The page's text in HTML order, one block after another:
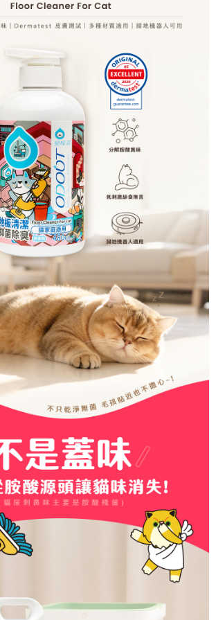
本服務購買商品或服務，並由商店將買賣／分期付款
大哥付你分期」之契約關係目的，商店將以您的個人
或地址）提供予台灣大哥大進項蒐集、處理及利用，
分期帳單所需資料之確認、核對及更正。
請詳閱以下連結：
https://oppay.tw/userRule
元方式進行付款，方視為交易完成。
成當下不需立刻繳費，但若您需要取消訂單，請聯絡
商家同意取消之訂單仍視為有效，需透過AFTEE先享
AFTEE先享後付 」之結帳頁面顯示為準，若有關於
需取消欲退款等相關疑問，請聯繫「AFTEE先享後付
netprotections.freshdesk.com/support/home
份有限公司提供之「AFTEE先享後付」服務完成之交
範圍內提供個人資料，並將交易相關給付款項請求債
有限公司。
事宜，請瀏覽以下網址：
#terms3
事先徵得法定代理人或監護人之同意方可使用
若未經同意申辦者引起之損失，本公司不負相關責
後付」時，將依據個別帳號之用戶狀況，依本公司即
額度；若仍有額度不足之情形，本公司將視審查結果
。
帳號或使用他人資訊註冊。若發現惡意使用之情形，
將有權停止該用戶之使用額度並採取法律行動。
含以上)免運費
含以上)免運費
3天出貨、無貨到付款)
含以上)免運費
含以上)免運費